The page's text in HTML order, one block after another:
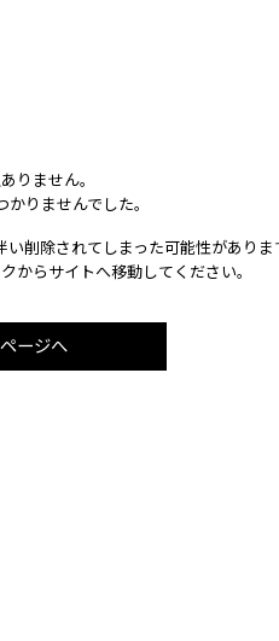
りません。
りませんでした。
削除されてしまった可能性がありま
からサイトへ移動してください。
ージへ